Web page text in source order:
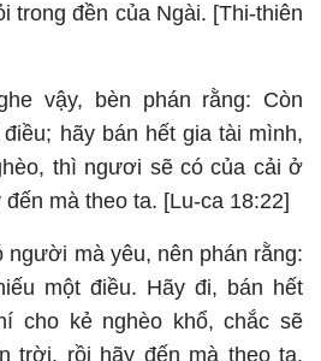
trong đền của Ngài. [Thi-thiên
vậy, bèn phán rằng: Còn
hãy bán hết gia tài mình,
thì ngươi sẽ có của cải ở
mà theo ta. [Lu-ca 18:22]
mà yêu, nên phán rằng:
một điều. Hãy đi, bán hết
cho kẻ nghèo khổ, chắc sẽ
trời, rồi hãy đến mà theo ta.